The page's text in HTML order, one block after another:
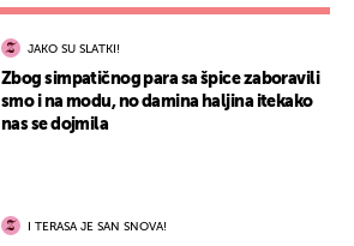
JAKO SU SLATKI!
Zbog simpatičnog para sa špice zaboravili
smo i na modu, no damina haljina itekako
nas se dojmila
I TERASA JE SAN SNOVA!